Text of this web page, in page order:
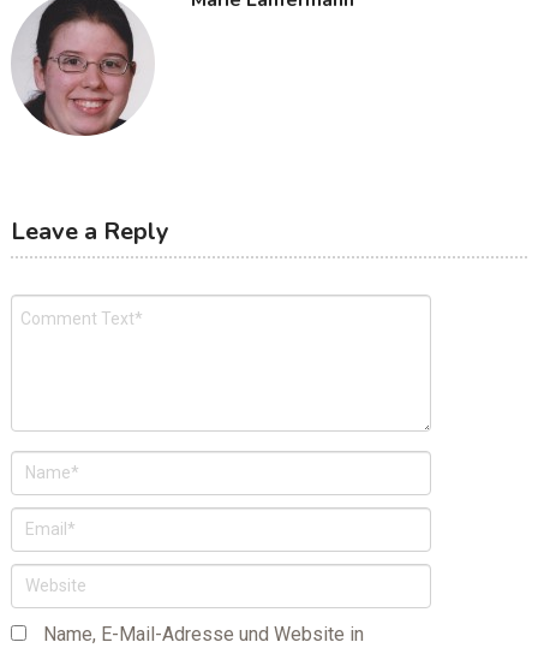
Leave a Reply
Name, E-Mail-Adresse und Website in